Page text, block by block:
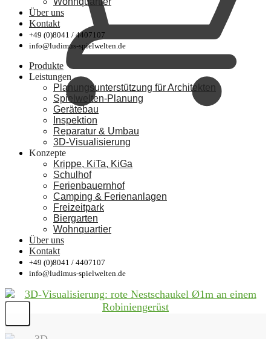
Über uns
Kontakt
+49 (0)8041 / 4407107
info@ludimus-spielwelten.de
Produkte
Leistungen
Planungsunterstützung für Architekten
Spielwelten-Planung
Gerätebau
Inspektion
Reparatur & Umbau
3D-Visualisierung
Konzepte
Krippe, KiTa, KiGa
Schulhof
Ferienbauernhof
Camping & Ferienanlagen
Freizeitpark
Biergarten
Wohnquartier
Über uns
Kontakt
+49 (0)8041 / 4407107
info@ludimus-spielwelten.de